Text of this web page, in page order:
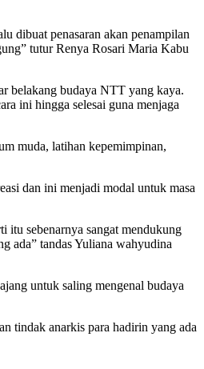
dibuat penasaran akan penampilan
tutur Renya Rosari Maria Kabu
belakang budaya NTT yang kaya.
ini hingga selesai guna menjaga
muda, latihan kepemimpinan,
dan ini menjadi modal untuk masa
itu sebenarnya sangat mendukung
ada” tandas Yuliana wahyudina
untuk saling mengenal budaya
tindak anarkis para hadirin yang ada